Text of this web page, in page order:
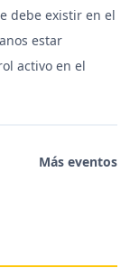
debe existir en el
estar
activo en el
Más eventos